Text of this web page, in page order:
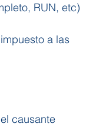
RUN, etc)
a las
causante